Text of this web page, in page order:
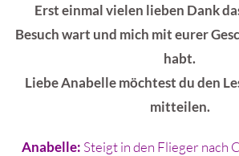
Erst einmal vielen lieben Dank
Besuch wart und mich mit eurer
habt.
Liebe Anabelle möchtest du den
mitteilen.
Anabelle: Steigt in den Flieger nach